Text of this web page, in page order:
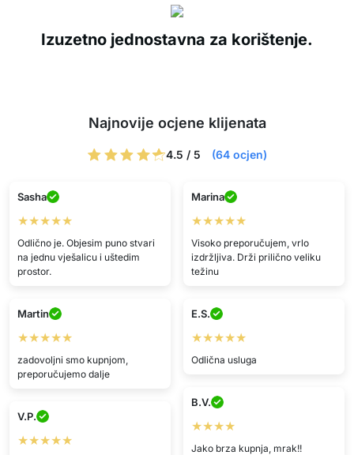
Izuzetno jednostavna za korištenje.
Najnovije ocjene klijenata
4.5 / 5 (64 ocjen)
Sasha
★★★★★
Odlično je. Objesim puno stvari
na jednu vješalicu i uštedim
prostor.
Marina
★★★★★
Visoko preporučujem, vrlo
izdržljiva. Drži prilično veliku
težinu
Martin
★★★★★
zadovoljni smo kupnjom,
preporučujemo dalje
E.S.
★★★★★
Odlična usluga
B.V.
★★★★
Jako brza kupnja, mrak!!
V.P.
★★★★★